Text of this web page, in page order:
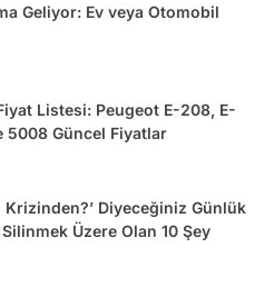
Geliyor: Ev veya Otomobil
Listesi: Peugeot E-208, E-
Güncel Fiyatlar
Krizinden?’ Diyeceğiniz Günlük
Üzere Olan 10 Şey